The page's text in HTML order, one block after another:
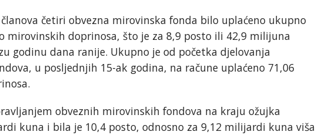
četiri obvezna mirovinska fonda bilo uplaćeno ukupno
mirovinskih doprinosa, što je za 8,9 posto ili 42,9 milijuna
godinu dana ranije. Ukupno je od početka djelovanja
u posljednjih 15-ak godina, na račune uplaćeno 71,06
obveznih mirovinskih fondova na kraju ožujka
kuna i bila je 10,4 posto, odnosno za 9,12 milijardi kuna viša